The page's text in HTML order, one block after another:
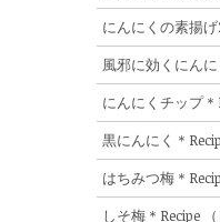
にんにくの素揚げ
風邪に効くにんに
にんにくチップ＊
黒にんにく＊
はちみつ梅＊
しそ梅＊Recipe （